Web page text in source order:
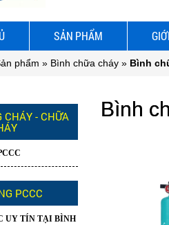
SẢN PHẨM
phẩm » Bình chữa cháy » Bình
CHÁY - CHỮA
PCCC
UY TÍN TẠI BÌNH
Bình